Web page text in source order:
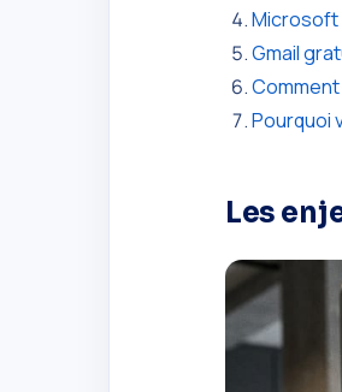
Microsoft
Gmail
Pourquoi
Les